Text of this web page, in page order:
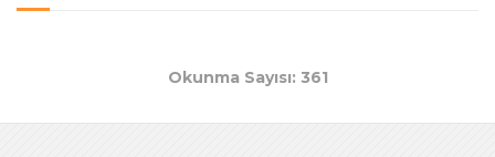
Okunma Sayısı: 361